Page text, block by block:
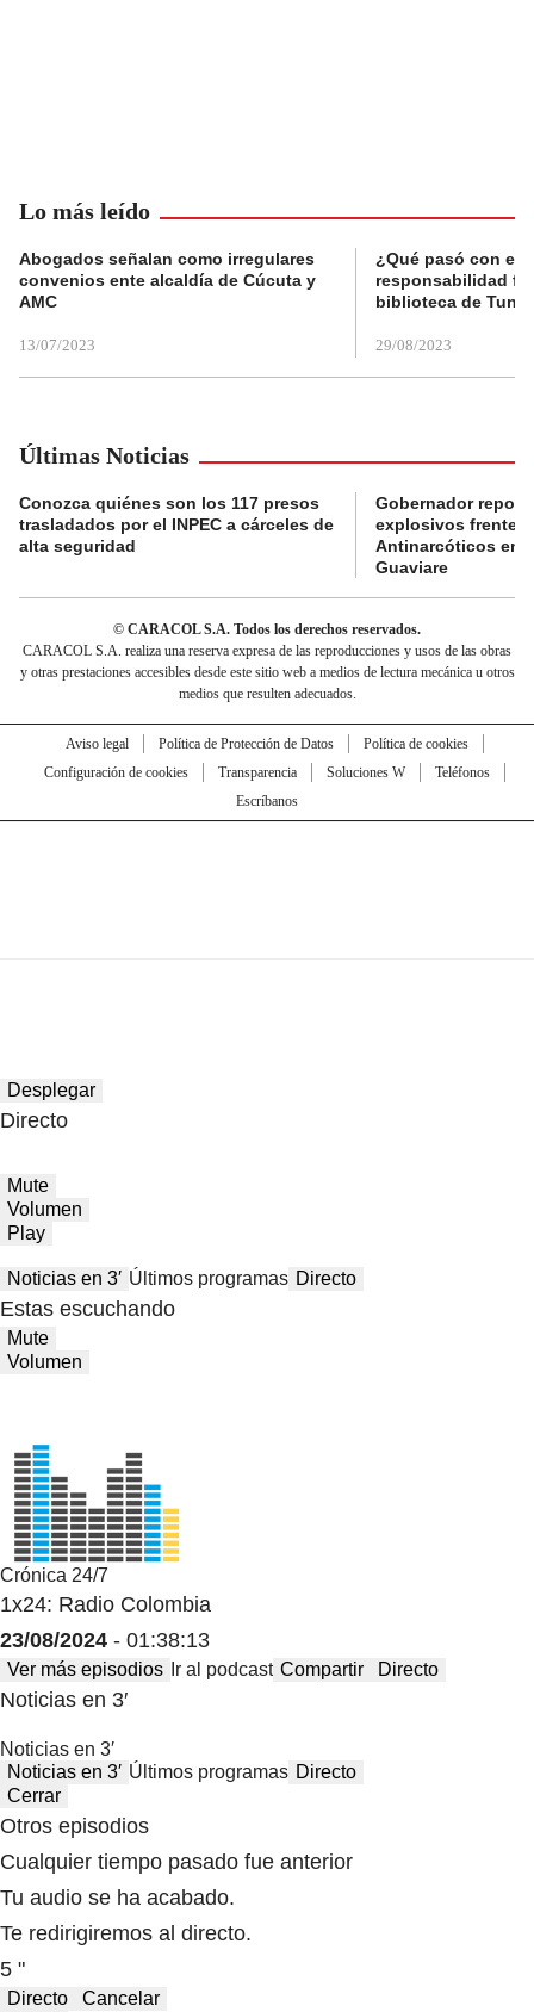
Lo más leído
Abogados señalan como irregulares
convenios ente alcaldía de Cúcuta y
AMC
13/07/2023
¿Qué pasó con el
responsabilidad
biblioteca de
29/08/2023
Últimas Noticias
Conozca quiénes son los 117 presos
trasladados por el INPEC a cárceles de
alta seguridad
Gobernador
explosivos frente a
Antinarcóticos en
Guaviare
© CARACOL S.A. Todos los derechos reservados.
CARACOL S.A. realiza una reserva expresa de las reproducciones y usos de las obras
y otras prestaciones accesibles desde este sitio web a medios de lectura mecánica u otros
medios que resulten adecuados.
Aviso legal Política de Protección de Datos
Política de cookies
Configuración de cookies
Transparencia Soluciones W
Teléfonos
Escríbanos
Desplegar
Directo
Mute
Volumen
Play
Noticias en 3′ Últimos programas Directo
Estas escuchando
Mute
Volumen
Crónica 24/7
1x24: Radio Colombia
23/08/2024 - 01:38:13
Ver más episodios Ir al podcast Compartir Directo
Noticias en 3′
Noticias en 3′
Noticias en 3′ Últimos programas Directo
Cerrar
Otros episodios
Cualquier tiempo pasado fue anterior
Tu audio se ha acabado.
Te redirigiremos al directo.
5 "
Directo Cancelar